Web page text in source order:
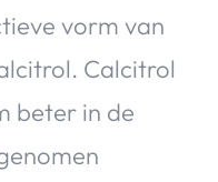
vorm van
Calcitrol
beter in de